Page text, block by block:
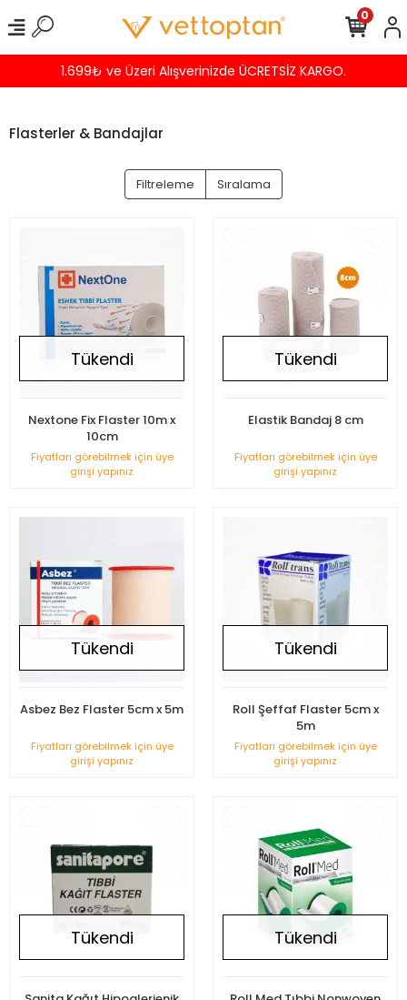
1.699₺ ve Üzeri Alışverinizde ÜCRETSİZ KARGO.
0
Flasterler & Bandajlar
Filtreleme Sıralama
Tükendi
Nextone Fix Flaster 10m x
10cm
Fiyatları görebilmek için üye
girişi yapınız
Tükendi
Elastik Bandaj 8 cm
Fiyatları görebilmek için üye
girişi yapınız
Tükendi
Asbez Bez Flaster 5cm x 5m
Fiyatları görebilmek için üye
girişi yapınız
Tükendi
Roll Şeffaf Flaster 5cm x
5m
Fiyatları görebilmek için üye
girişi yapınız
Tükendi Tükendi